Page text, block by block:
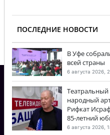
ПОСЛЕДНИЕ НОВОСТИ
В Уфе
всей страны
6 августа 2026,
народный
Рифкат
85-летний
6 августа 2026,